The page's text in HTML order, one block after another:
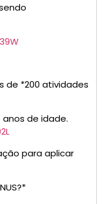
de *200 atividades
de idade.
para aplicar